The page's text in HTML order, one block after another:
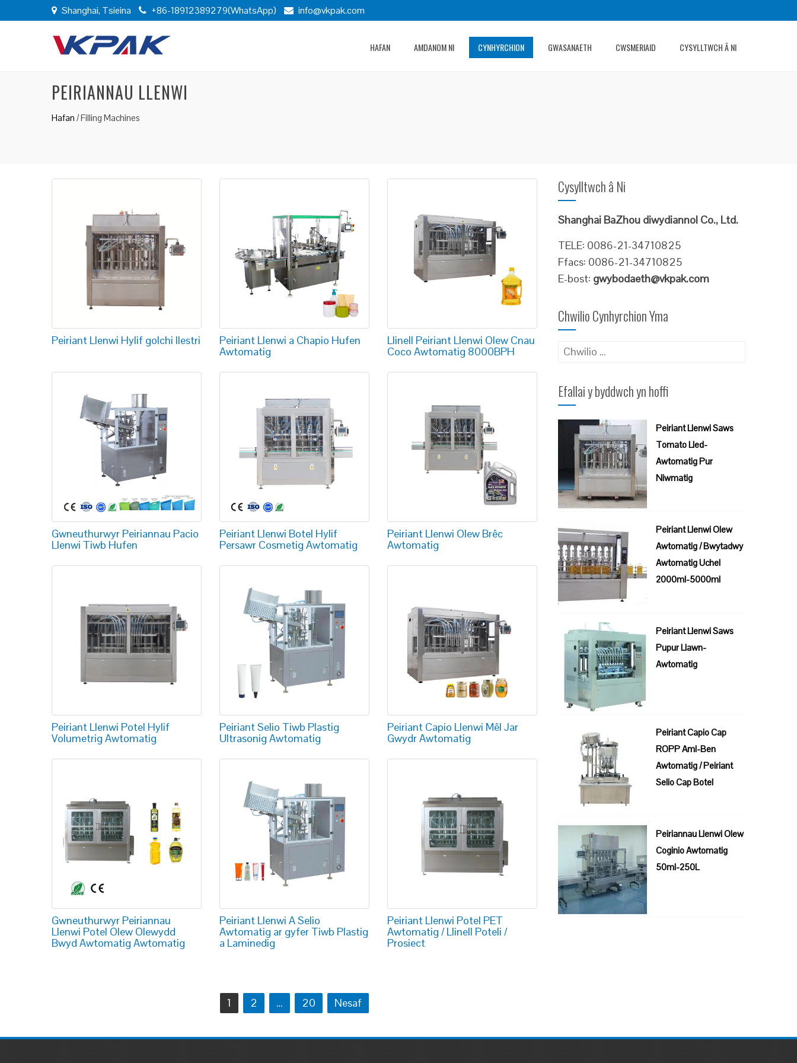
Shanghai, Tsieina +86-18912389279(WhatsApp) info@vkpak.com
HAFAN AMDANOM NI CYNHYRCHION GWASANAETH CWSMERIAID CYSYLLTWCH Â NI
PEIRIANNAU LLENWI
Hafan /Filling Machines
Peiriant Llenwi Hylif golchi llestri
Peiriant Llenwi a Chapio Hufen
Awtomatig
Llinell Peiriant Llenwi Olew Cnau
Coco Awtomatig 8000BPH
Gwneuthurwyr Peiriannau Pacio
Llenwi Tiwb Hufen
Peiriant Llenwi Botel Hylif
Persawr Cosmetig Awtomatig
Peiriant Llenwi Olew Brêc
Awtomatig
Peiriant Llenwi Potel Hylif
Volumetrig Awtomatig
Peiriant Selio Tiwb Plastig
Ultrasonig Awtomatig
Peiriant Capio Llenwi Mêl Jar
Gwydr Awtomatig
Gwneuthurwyr Peiriannau
Llenwi Potel Olew Olewydd
Bwyd Awtomatig Awtomatig
Peiriant Llenwi A Selio
Awtomatig ar gyfer Tiwb Plastig
a Laminedig
Peiriant Llenwi Potel PET
Awtomatig / Llinell Poteli /
Prosiect
1 2 … 20 Nesaf
Cysylltwch â Ni
Shanghai BaZhou diwydiannol Co., Ltd.
TELE: 0086-21-34710825
Ffacs: 0086-21-34710825
E-bost: gwybodaeth@vkpak.com
Chwilio Cynhyrchion Yma
Chwilio
Efallai y byddwch yn hoffi
Peiriant Llenwi Saws
Tomato Lled-
Awtomatig Pur
Niwmatig
Peiriant Llenwi Olew
Awtomatig / Bwytadwy
Awtomatig Uchel
2000ml-5000ml
Peiriant Llenwi Saws
Pupur Llawn-
Awtomatig
Peiriant Capio Cap
ROPP Aml-Ben
Awtomatig / Peiriant
Selio Cap Botel
Peiriannau Llenwi Olew
Coginio Awtomatig
50ml-250L